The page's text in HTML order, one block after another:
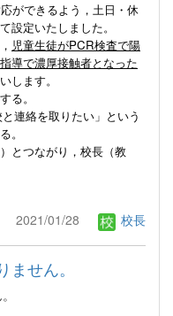
ができるよう，土日・休
設定いたしました。
児童生徒がPCR検査で陽
導で濃厚接触者となった
します。
る。
連絡を取りたい」という
。
とつながり，校長（教
2021/01/28 校長
せん。